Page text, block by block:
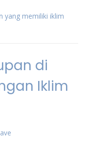
yang memiliki iklim
di
Iklim